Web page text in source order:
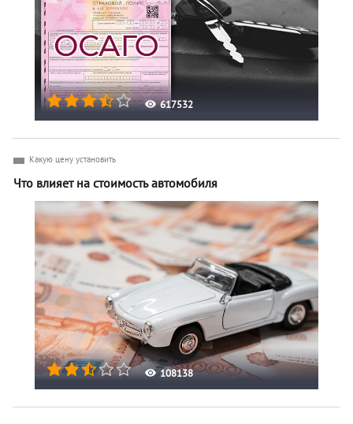
617532
108138
Какую цену установить
Что влияет на стоимость автомобиля